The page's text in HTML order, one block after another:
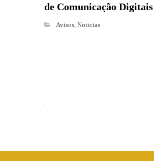
de Comunicação Digitais
Avisos, Noticias